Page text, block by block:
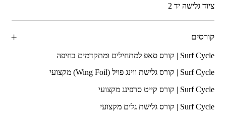
ציוד גלישה יד 2
קורסים